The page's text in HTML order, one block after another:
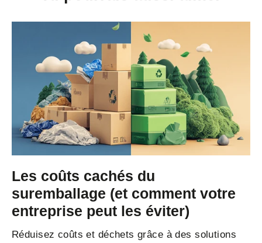
Les coûts cachés du
suremballage (et comment votre
entreprise peut les éviter)
Réduisez coûts et déchets grâce à des solutions